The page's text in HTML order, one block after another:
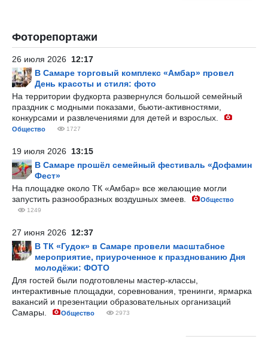
Фоторепортажи
26 июля 2026 12:17
В Самаре торговый комплекс «Амбар» провел
День красоты и стиля: фото
На территории фудкорта развернулся большой семейный
праздник с модными показами, бьюти-активностями,
конкурсами и развлечениями для детей и взрослых.
Общество 1727
19 июля 2026 13:15
В Самаре прошёл семейный фестиваль «Дофамин
Фест»
На площадке около ТК «Амбар» все желающие могли
запустить разнообразных воздушных змеев.
Общество
1249
27 июня 2026 12:37
В ТК «Гудок» в Самаре провели масштабное
мероприятие, приуроченное к празднованию Дня
молодёжи: ФОТО
Для гостей были подготовлены мастер-классы,
интерактивные площадки, соревнования, тренинги, ярмарка
вакансий и презентации образовательных организаций
Самары.
Общество 2973